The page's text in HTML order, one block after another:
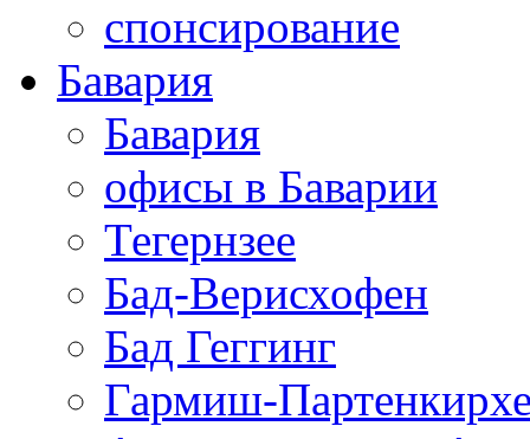
спонсирование
Бавария
Бавария
офисы в Баварии
Тегернзее
Бад-Верисхофен
Бад Геггинг
Гармиш-